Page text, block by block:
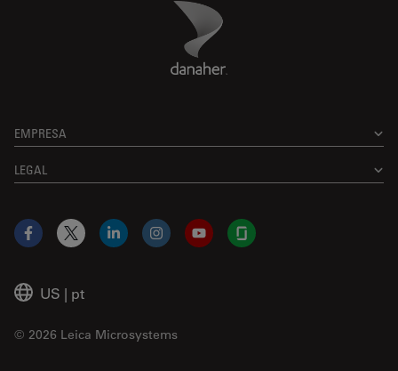
Danaher Logo
EMPRESA
LEGAL
US | pt
© 2026 Leica Microsystems
Facebook
X LinkedInInstagramYouTubeGlassdoor